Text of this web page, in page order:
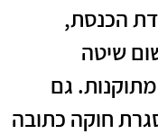
הכנסת,
שיטה
גם
חוקה כתובה